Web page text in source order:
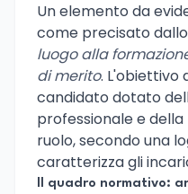
Un elemento da
come precisato
luogo alla
di merito. L'obiettivo
candidato dotato
professionale e
ruolo, secondo una
caratterizza gli
Il quadro normativo: